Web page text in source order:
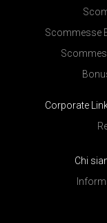
Scommesse
Corporate
Chi